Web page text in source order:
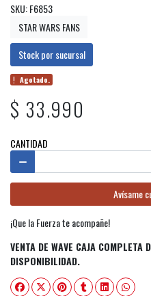
SKU: F6853
STAR WARS FANS
Stock por sucursal
Agotado.
$ 33.990
CANTIDAD
Avísame
¡Que la Fuerza te acompañe!
VENTA DE WAVE CAJA COMPLETA
DISPONIBILIDAD.